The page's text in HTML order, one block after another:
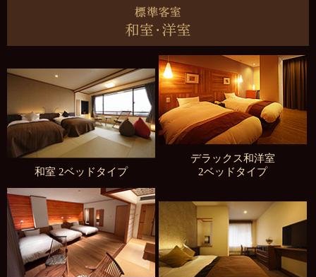
和室 2ベッドタイプ
デラックス和洋室
2ベッドタイプ